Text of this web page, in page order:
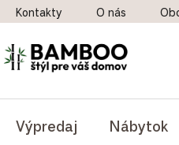
Prejsť na obsah
Kontakty O nás
Výpredaj Nábytok